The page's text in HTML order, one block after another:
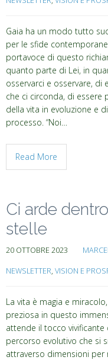
Gaia ha un modo tutto
per le sfide
portavoce di questo
quanto parte di Lei, in
osservarci e osservare, di
che ci circonda, di essere
della vita in evoluzione e
processo. “Noi…
Read More
Ci arde
stelle
20 OTTOBRE 2023
NEWSLETTER, VISION E
La vita è magia e
preziosa in questo
attende il tocco
percorso evolutivo che si
attraverso dimensioni per